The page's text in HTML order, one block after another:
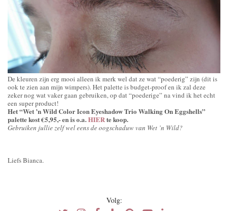
De kleuren zijn erg mooi alleen ik merk wel dat ze wat “poederig” zijn (dit is
ook te zien aan mijn wimpers). Het palette is budget-proof en ik zal deze
zeker nog wat vaker gaan gebruiken, op dat “poederige” na vind ik het echt
een super product!
Het “Wet ’n Wild Color Icon Eyeshadow Trio Walking On Eggshells”
palette kost €5,95,- en is o.a.HIERte koop.
Gebruiken jullie zelf wel eens de oogschaduw van Wet ’n Wild?
Liefs Bianca.
Volg: